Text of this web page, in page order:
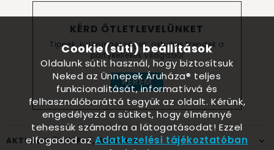
KÉRD ÖTLETLEVELÜNKET
Tippek, különlegességek, aktuális trendek a
partykellékek világából
KÉREM
AKTUÁLIS ÜNNEPEK, ALKALMAK
Cookie(süti) beállítások
Oldalunk sütit használ, hogy biztosítsuk
Neked az Ünnepek Áruháza® teljes
funkcionalitását, informatívvá és
felhasználóbaráttá tegyük az oldalt. Kérünk,
engedélyezd a sütiket, hogy élménnyé
tehessük számodra a látogatásodat! Ezzel
elfogadod azAdatkezelési tájékoztatóban